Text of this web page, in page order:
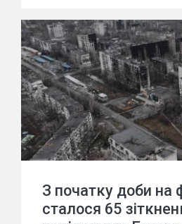
З початку доби на
сталося 65